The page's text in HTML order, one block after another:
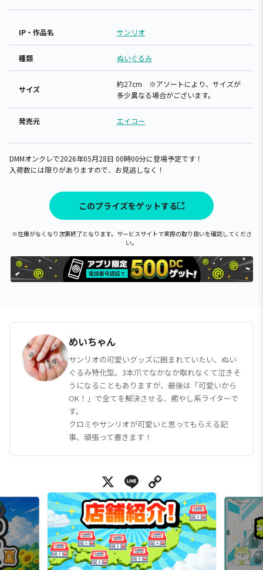
IP・作品名 サンリオ
種類 ぬいぐるみ
サイズ
約27cm ※アソートにより、サイズが
多少異なる場合がございます。
発売元 エイコー
DMMオンクレで2026年05月28日 00時00分に登場予定です！
入荷数には限りがありますので、お見逃しなく！
このプライズをゲットする
※在庫がなくなり次第終了となります。サービスサイトで実際の取り扱いを確認してくださ
い。
めいちゃん
サンリオの可愛いグッズに囲まれていたい、ぬい
ぐるみ特化型。3本爪でなかなか取れなくて泣きそ
うになることもありますが、最後は「可愛いから
OK！」で全てを解決させる、癒やし系ライターで
す。
クロミやサンリオが可愛いと思ってもらえる記
事、頑張って書きます！
X Line